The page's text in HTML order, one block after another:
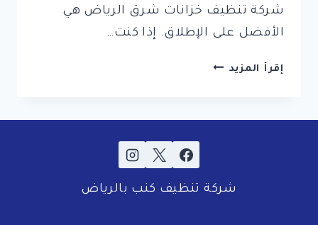
شركة تنظيف خزانات شرق الرياض هي
الأفضل على الإطلاق. إذا كنت…
إقرأ المزيد شركة
شرق
شركة تنظيف كنب بالرياض